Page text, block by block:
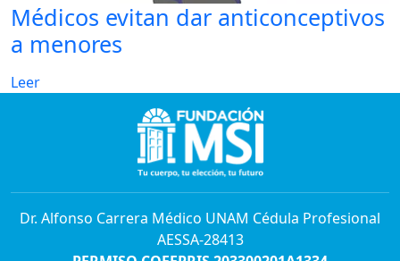
Médicos evitan dar anticonceptivos
a menores
Leer
Dr. Alfonso Carrera Médico UNAM Cédula Profesional
AESSA-28413